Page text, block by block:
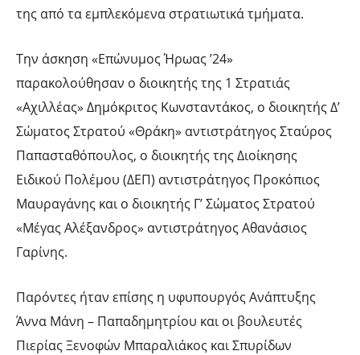
της από τα εμπλεκόμενα στρατιωτικά τμήματα.
Την άσκηση «Επώνυμος Ήρωας ’24»
παρακολούθησαν ο διοικητής της 1 Στρατιάς
«Αχιλλέας» Δημόκριτος Κωνσταντάκος, ο διοικητής Δ’
Σώματος Στρατού «Θράκη» αντιστράτηγος Σταύρος
Παπασταθόπουλος, ο διοικητής της Διοίκησης
Ειδικού Πολέμου (ΔΕΠ) αντιστράτηγος Προκόπιος
Μαυραγάνης και ο διοικητής Γ’ Σώματος Στρατού
«Μέγας Αλέξανδρος» αντιστράτηγος Αθανάσιος
Γαρίνης.
Παρόντες ήταν επίσης η υφυπουργός Ανάπτυξης
Άννα Μάνη – Παπαδημητρίου και οι βουλευτές
Πιερίας Ξενοφών Μπαραλιάκος και Σπυρίδων